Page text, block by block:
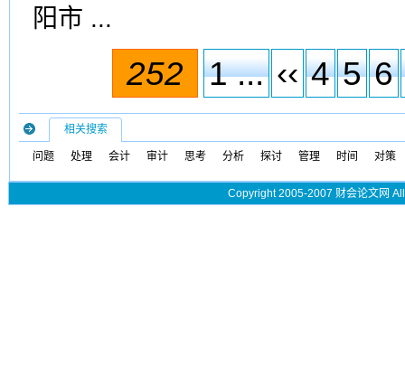
阳市 ...
252 1 ... ‹‹ 4 5 6
相关搜索
问题 处理 会计 审计 思考 分析 探讨 管理 时间 对策
Copyright 2005-2007 财会论文网